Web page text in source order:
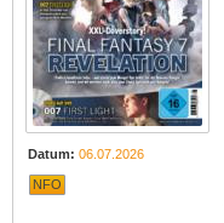
Datum: 06.07.2026
NFO